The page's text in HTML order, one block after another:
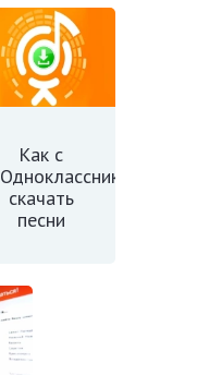
Как с
Одноклассников
скачать
песни